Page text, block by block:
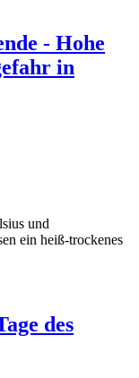
- Hohe
in
und
ein heiß-trockenes
des